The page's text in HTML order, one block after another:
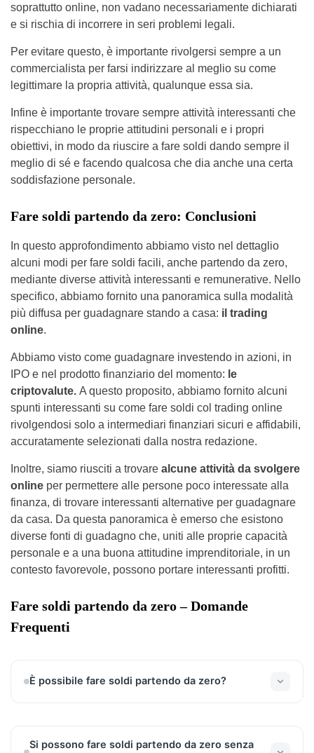
soprattutto online, non vadano necessariamente dichiarati
e si rischia di incorrere in seri problemi legali.
Per evitare questo, è importante rivolgersi sempre a un
commercialista per farsi indirizzare al meglio su come
legittimare la propria attività, qualunque essa sia.
Infine è importante trovare sempre attività interessanti che
rispecchiano le proprie attitudini personali e i propri
obiettivi, in modo da riuscire a fare soldi dando sempre il
meglio di sé e facendo qualcosa che dia anche una certa
soddisfazione personale.
Fare soldi partendo da zero: Conclusioni
In questo approfondimento abbiamo visto nel dettaglio
alcuni modi per fare soldi facili, anche partendo da zero,
mediante diverse attività interessanti e remunerative. Nello
specifico, abbiamo fornito una panoramica sulla modalità
più diffusa per guadagnare stando a casa: il trading
online.
Abbiamo visto come guadagnare investendo in azioni, in
IPO e nel prodotto finanziario del momento: le
criptovalute. A questo proposito, abbiamo fornito alcuni
spunti interessanti su come fare soldi col trading online
rivolgendosi solo a intermediari finanziari sicuri e affidabili,
accuratamente selezionati dalla nostra redazione.
Inoltre, siamo riusciti a trovare alcune attività da svolgere
online per permettere alle persone poco interessate alla
finanza, di trovare interessanti alternative per guadagnare
da casa. Da questa panoramica è emerso che esistono
diverse fonti di guadagno che, uniti alle proprie capacità
personale e a una buona attitudine imprenditoriale, in un
contesto favorevole, possono portare interessanti profitti.
Fare soldi partendo da zero – Domande
Frequenti
È possibile fare soldi partendo da zero?
propria predisposizione personale e ai propri
Si possono fare soldi partendo da zero senza